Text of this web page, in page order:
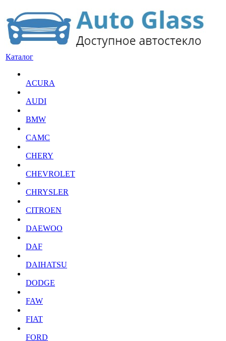
Каталог
ACURA
AUDI
BMW
CAMC
CHERY
CHEVROLET
CHRYSLER
CITROEN
DAEWOO
DAF
DAIHATSU
DODGE
FAW
FIAT
FORD